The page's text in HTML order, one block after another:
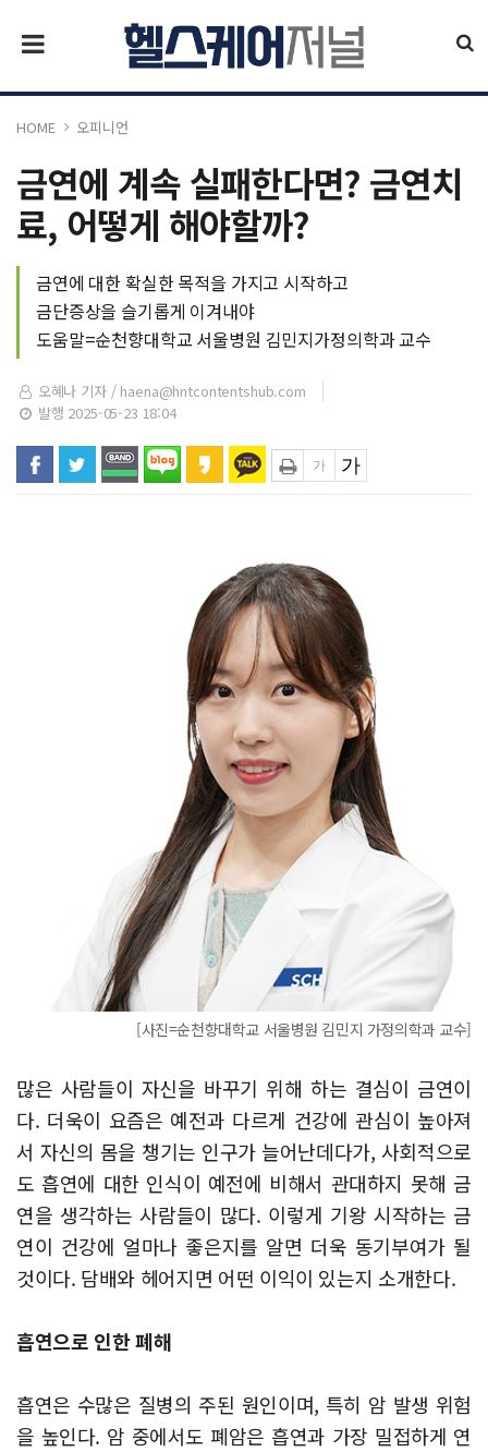
HOME 오피니언
금연에 계속 실패한다면? 금연치
료, 어떻게 해야할까?
금연에 대한 확실한 목적을 가지고 시작하고
금단증상을 슬기롭게 이겨내야
도움말=순천향대학교 서울병원 김민지가정의학과 교수
오혜나 기자 / haena@hntcontentshub.com
발행 2025-05-23 18:04
[사진=순천향대학교 서울병원 김민지 가정의학과 교수]
많은 사람들이 자신을 바꾸기 위해 하는 결심이 금연이
다. 더욱이 요즘은 예전과 다르게 건강에 관심이 높아져
서 자신의 몸을 챙기는 인구가 늘어난데다가, 사회적으로
도 흡연에 대한 인식이 예전에 비해서 관대하지 못해 금
연을 생각하는 사람들이 많다. 이렇게 기왕 시작하는 금
연이 건강에 얼마나 좋은지를 알면 더욱 동기부여가 될
것이다. 담배와 헤어지면 어떤 이익이 있는지 소개한다.
흡연으로 인한 폐해
흡연은 수많은 질병의 주된 원인이며, 특히 암 발생 위험
을 높인다. 암 중에서도 폐암은 흡연과 가장 밀접하게 연